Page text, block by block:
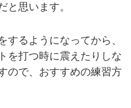
と思います。
するようになってから、
を打つ時に震えたりしな
ので、おすすめの練習方